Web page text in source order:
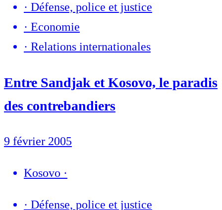
· Défense, police et justice
· Economie
· Relations internationales
Entre Sandjak et Kosovo, le paradis
des contrebandiers
9 février 2005
Kosovo ·
· Défense, police et justice